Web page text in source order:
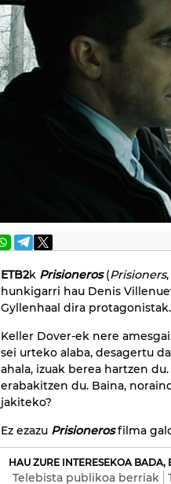
ETB2k Prisioneros(Prisioners
hunkigarri hau Denis
Gyllenhaal dira protagonistak.
Keller Dover-ek nere
sei urteko alaba, desagertu
ahala, izuak berea hartzen
erabakitzen du. Baina,
jakiteko?
Ez ezazu Prisionerosfilma
HAU ZURE INTERESEKOA BADA,
Telebista publikoa berriak